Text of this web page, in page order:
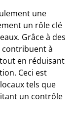
une
un rôle clé
Grâce à des
à
en réduisant
Ceci est
tels que
un contrôle